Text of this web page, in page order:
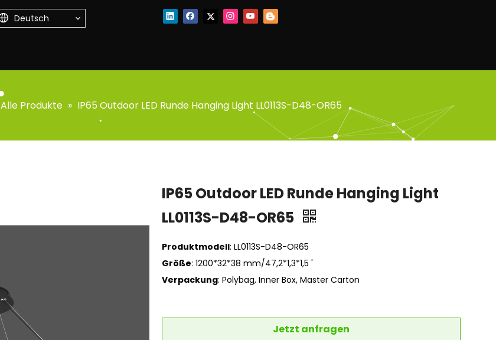
Deutsch
Alle Produkte » IP65 Outdoor LED Runde Hanging Light LL0113S-D48-OR65
IP65 Outdoor LED Runde Hanging Light
LL0113S-D48-OR65
Produktmodell: LL0113S-D48-OR65
Größe: 1200*32*38 mm/47,2*1,3*1,5 '
Verpackung: Polybag, Inner Box, Master Carton
Jetzt anfragen